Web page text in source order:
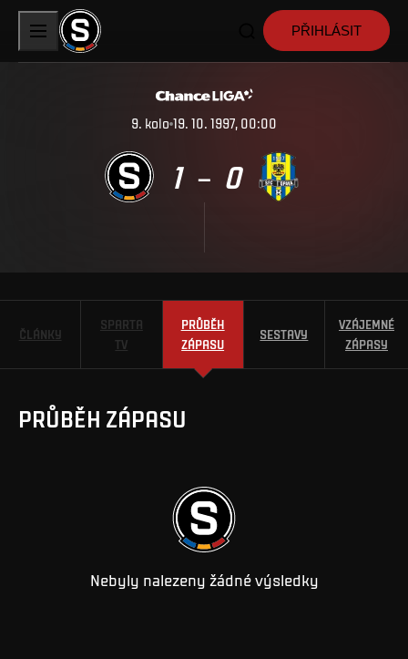
PŘIHLÁSIT
9. kolo 19. 10. 1997, 00:00
1 – 0
ČLÁNKY
SPARTA
TV
PRŮBĚH
ZÁPASU
SESTAVY
VZÁJEMNÉ
ZÁPASY
PRŮBĚH ZÁPASU
Nebyly nalezeny žádné výsledky